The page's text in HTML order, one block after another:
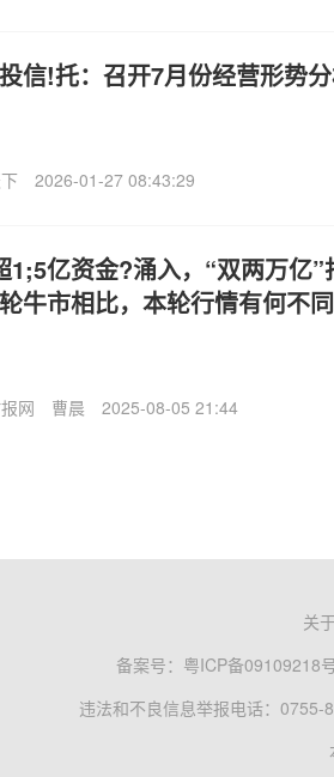
信!托：召开7月份经营形势
2026-01-27 08:43:29
1;5亿资金?涌入，“双两万亿
牛市相比，本轮行情有何不
网 曹晨 2025-08-05 21:44
关
备案号： 粤ICP备09109218
违法和不良信息举报电话：0755-